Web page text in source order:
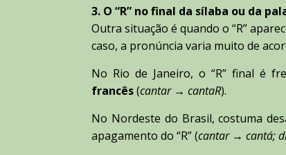
3. O “R” no final da sílaba ou da
Outra situação é quando o “R”
caso, a pronúncia varia muito de
No Rio de Janeiro, o “R” final é
francês(cantar→ cantaR).
No Nordeste do Brasil, costuma
apagamento do “R” (cantar→ cantá;